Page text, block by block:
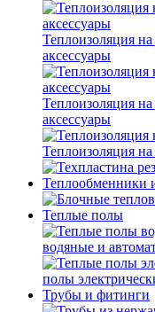
Теплоизоляция
аксессуары
Теплоизоляция
аксессуары
Теплоизоляция
Теплообменники
Теплые полы
водяные и
полы
Трубы и фитинги